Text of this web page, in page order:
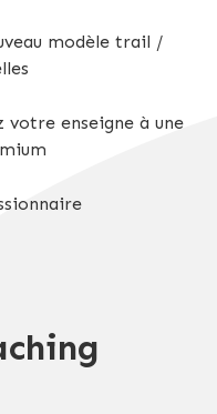
modèle trail /
votre enseigne à une